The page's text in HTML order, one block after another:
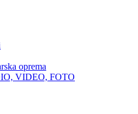
oprema
VIDEO, FOTO